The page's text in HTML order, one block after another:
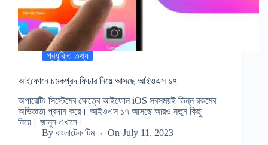
প্রযুক্তি তথ্য
আইফোনে চমকপ্রদ ফিচার নিয়ে আসছে আইওএস ১৭
অপারেটিং সিস্টেমের ক্ষেত্রে আইফোন iOS সবসময়ই ভিন্ন রকমের
অভিজ্ঞতা প্রদান করে। আইওএস ১৭ আসছে আরও নতুন কিছু
নিয়ে। জানুন এখানে।
By বাংলাটেক টিম On July 11, 2023